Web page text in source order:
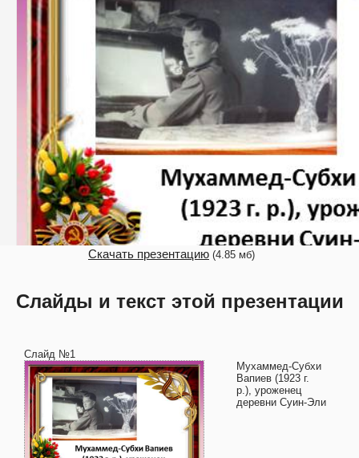
Скачать презентацию (4.85 мб)
Слайды и текст этой презентации
Слайд №1
Мухаммед-Субхи
Вапиев (1923 г.
р.), уроженец
деревни Суин-Эли